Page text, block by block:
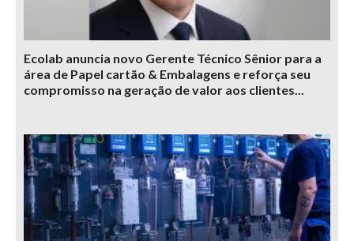
Ecolab anuncia novo Gerente Técnico Sênior para a
área de Papel cartão & Embalagens e reforça seu
compromisso na geração de valor aos clientes...